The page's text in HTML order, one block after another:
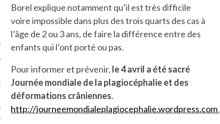
MOI SUR
TWITTER
@Isa_Monrozier
ARCACHON
je t'aime, my little bassin
Borel explique notamment qu’il est très difficile
voire impossible dans plus des trois quarts des cas à
l’âge de 2 ou 3 ans, de faire la différence entre des
enfants qui l’ont porté ou pas.
Pour informer et prévenir, le 4 avril a été sacré
Journée mondiale de la plagiocéphalie et des
déformations crâniennes.
http://journeemondialeplagiocephalie.wordpress.com